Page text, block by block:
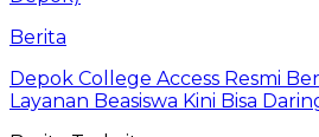
Berita
Depok College Access Resmi
Layanan Beasiswa Kini Bisa